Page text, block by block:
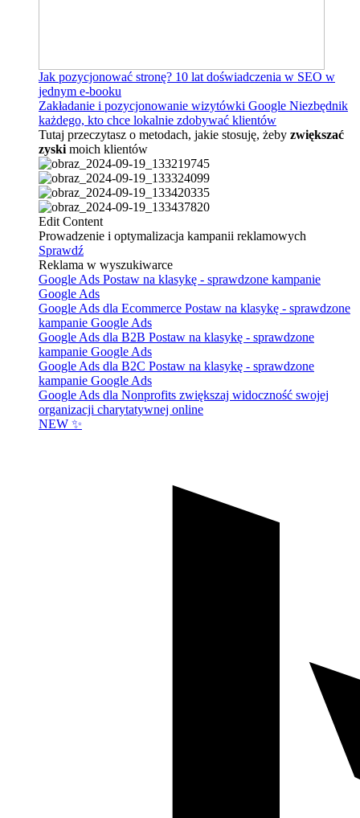
Jak pozycjonować stronę? 10 lat doświadczenia w SEO w
jednym e-booku
Zakładanie i pozycjonowanie wizytówki Google Niezbędnik
każdego, kto chce lokalnie zdobywać klientów
Tutaj przeczytasz o metodach, jakie stosuję, żeby zwiększać
zyski moich klientów
Edit Content
Prowadzenie i optymalizacja kampanii reklamowych
Sprawdź
Reklama w wyszukiwarce
Google Ads Postaw na klasykę - sprawdzone kampanie
Google Ads
Google Ads dla Ecommerce Postaw na klasykę - sprawdzone
kampanie Google Ads
Google Ads dla B2B Postaw na klasykę - sprawdzone
kampanie Google Ads
Google Ads dla B2C Postaw na klasykę - sprawdzone
kampanie Google Ads
Google Ads dla Nonprofits zwiększaj widoczność swojej
organizacji charytatywnej online
NEW ✨